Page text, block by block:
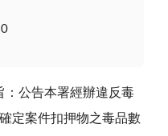
：公告本署經辦違反毒
定案件扣押物之毒品數